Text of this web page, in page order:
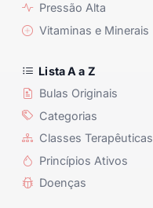
Pressão Alta
Vitaminas e Minerais
Lista A a Z
Bulas Originais
Categorias
Classes Terapêuticas
Princípios Ativos
Doenças